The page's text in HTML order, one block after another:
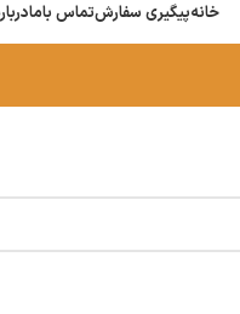
خانهپیگیری سفارشتماس باما